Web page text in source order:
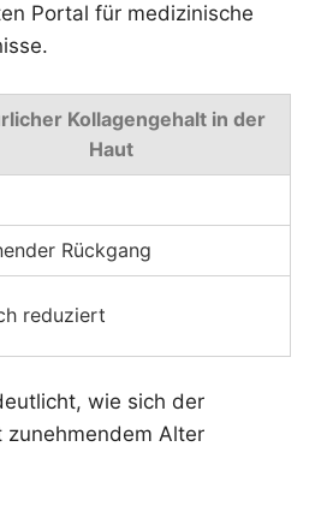
Portal für medizinische
Kollagengehalt in der
Haut
Rückgang
reduziert
wie sich der
zunehmendem Alter